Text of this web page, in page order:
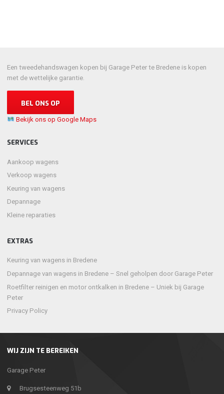
WIJ ZIJN TE BEREIKEN
Garage Peter
Brugsesteenweg 51b
Een tweedehandswagen kopen bij Garage Peter te Bredene is kopen
met de wettelijke garantie.
BEL ONS OP
Bekijk ons op Google Maps
SERVICES
Aankoop wagens
Verkoop wagens
Keuring van wagens
Depannage
Kleine reparaties
EXTRAS
Keuring van wagens in Bredene
Depannage van wagens in Bredene – Snel geholpen door Garage Peter
Roetfilter reinigen en motor ontkalken in Bredene – Uniek bij Garage
Peter
Privacy Policy